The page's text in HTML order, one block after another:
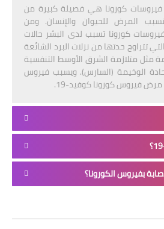
كورونا هي فصيلة كبيرة من
المرض للحيوان والإنسان. ومن
كورونا تسبب لدى البشر حالات
تتراوح حدتها من نزلات البرد الشائعة
مثل متلازمة الشرق الأوسط التنفسية
الوخيمة (السارس). ويسبب فيروس
فيروس كورونا كوفيد-19.
بفيروس الكورونا؟